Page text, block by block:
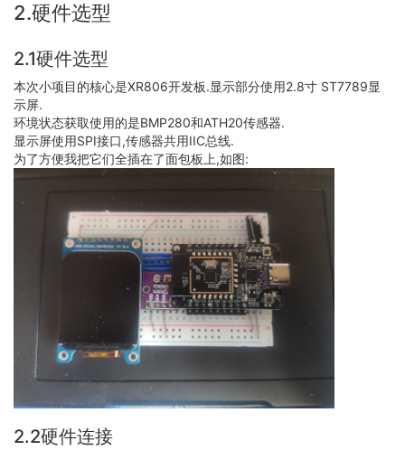
2.硬件选型
2.1硬件选型
本次小项目的核心是XR806开发板.显示部分使用2.8寸 ST7789显
示屏.
环境状态获取使用的是BMP280和ATH20传感器.
显示屏使用SPI接口,传感器共用IIC总线.
为了方便我把它们全插在了面包板上,如图:
2.2硬件连接